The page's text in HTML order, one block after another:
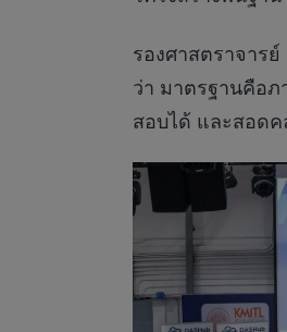
รองศาสตราจาร
ว่า มาตรฐานคือภ
สอบได้ และสอด